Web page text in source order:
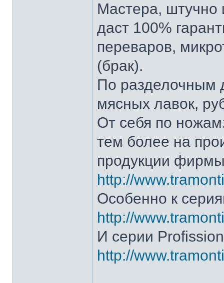
Мастера, штучно
даст 100%
переваров,
(брак).
По разделочным
мясных лавок,
От себя по
тем более на
продукции
http://
Особенно к
http://
И серии
http://